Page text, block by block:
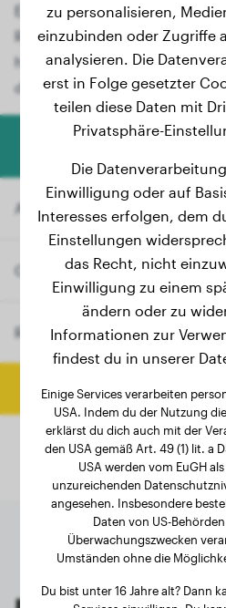
Egal ob du gerade einen
Ridgeback-Welpen hast oder
heranwächst, unser
dir wertvolle Informationen.
Aktuelles Gewicht
Geburtsdatum
Rasse(Optional)
Endgewicht
zu personalisieren,
einzubinden oder Zugriffe
analysieren. Die
erst in Folge gesetzter
teilen diese Daten mit
Privatsphäre-
Die
Einwilligung oder auf
Interesses erfolgen, dem
Einstellungen
das Recht, nicht
Einwilligung zu einem
ändern oder zu
Informationen zur
findest du in unserer
Einige Services verarbeiten
USA. Indem du der Nutzung
erklärst du dich auch mit der
den USA gemäß Art. 49 (1) lit. a
USA werden vom EuGH
unzureichenden
angesehen. Insbesondere
Daten von US-
Überwachungszwecken
Umständen ohne die
Du bist unter 16 Jahre alt? Dann